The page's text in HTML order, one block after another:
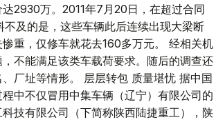
2930万。2011年7月20日，在超过合同
及的是，这些车辆此后连续出现大梁断
重，仅修车就花去160多万元。 经相关机
不能满足该类车载荷要求。随后的调查还
厂址等情形。 层层转包 质量堪忧 据中国
中不仅冒用中集车辆（辽宁）有限公司的
技有限公司（下简称陕西陆捷重工），陕